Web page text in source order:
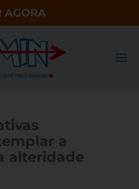
AGORA
a
alteridade